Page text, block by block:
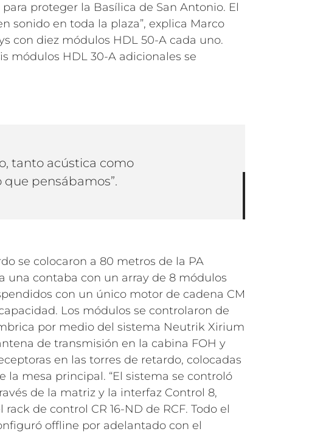
proteger la Basílica de San Antonio. El
sonido en toda la plaza”, explica Marco
con diez módulos HDL 50-A cada uno.
módulos HDL 30-A adicionales se
tanto acústica como
pensábamos”.
se colocaron a 80 metros de la PA
una contaba con un array de 8 módulos
con un único motor de cadena CM
Los módulos se controlaron de
por medio del sistema Neutrik Xirium
de transmisión en la cabina FOH y
en las torres de retardo, colocadas
la mesa principal. “El sistema se controló
de la matriz y la interfaz Control 8,
de control CR 16-ND de RCF. Todo el
offline por adelantado con el